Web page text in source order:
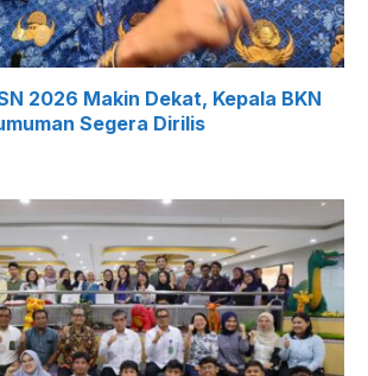
2026 Makin Dekat, Kepala BKN
Segera Dirilis